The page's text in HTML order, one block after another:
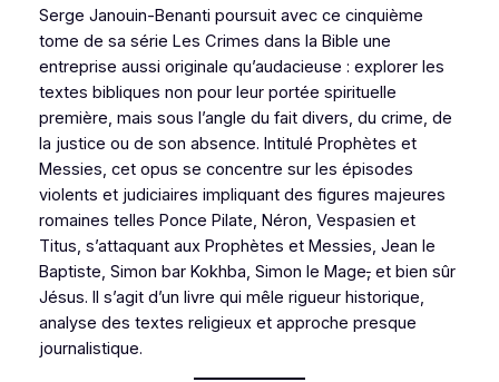
Serge Janouin-Benanti poursuit avec ce cinquième
tome de sa série Les Crimes dans la Bible une
entreprise aussi originale qu’audacieuse : explorer les
textes bibliques non pour leur portée spirituelle
première, mais sous l’angle du fait divers, du crime, de
la justice ou de son absence. Intitulé Prophètes et
Messies, cet opus se concentre sur les épisodes
violents et judiciaires impliquant des figures majeures
romaines telles Ponce Pilate, Néron, Vespasien et
Titus, s’attaquant aux Prophètes et Messies, Jean le
Baptiste, Simon bar Kokhba, Simon le Mage,et bien sûr
Jésus. Il s’agit d’un livre qui mêle rigueur historique,
analyse des textes religieux et approche presque
journalistique.